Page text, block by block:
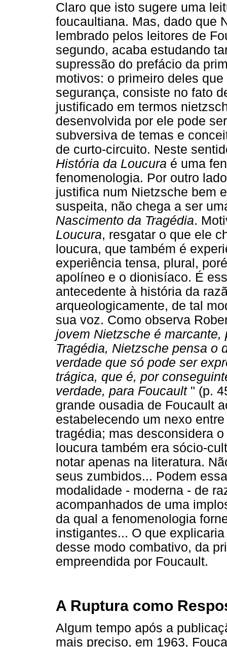
Claro que isto sugere uma
foucaultiana. Mas, dado que
lembrado pelos leitores de
segundo, acaba estudando
supressão do prefácio da
motivos: o primeiro deles
segurança, consiste no fato
justificado em termos
desenvolvida por ele pode
subversiva de temas e
de curto-circuito. Neste
História da Loucura é uma
fenomenologia. Por outro
justifica num Nietzsche bem
suspeita, não chega a ser
Nascimento da Tragédia.
Loucura, resgatar o que ele
loucura, que também é
experiência tensa, plural,
apolíneo e o dionisíaco. É
antecedente à história da
arqueologicamente, de tal
sua voz. Como observa
jovem Nietzsche é
Tragédia, Nietzsche pensa o
verdade que só pode ser
trágica, que é, por
verdade, para Foucault " (p.
grande ousadia de Foucault
estabelecendo um nexo
tragédia; mas desconsidera
loucura também era sócio-
notar apenas na literatura.
seus zumbidos... Podem
modalidade - moderna - de
acompanhados de uma
da qual a fenomenologia
instigantes... O que
desse modo combativo, da
empreendida por Foucault.
A Ruptura como
Algum tempo após a
mais preciso, em 1963,